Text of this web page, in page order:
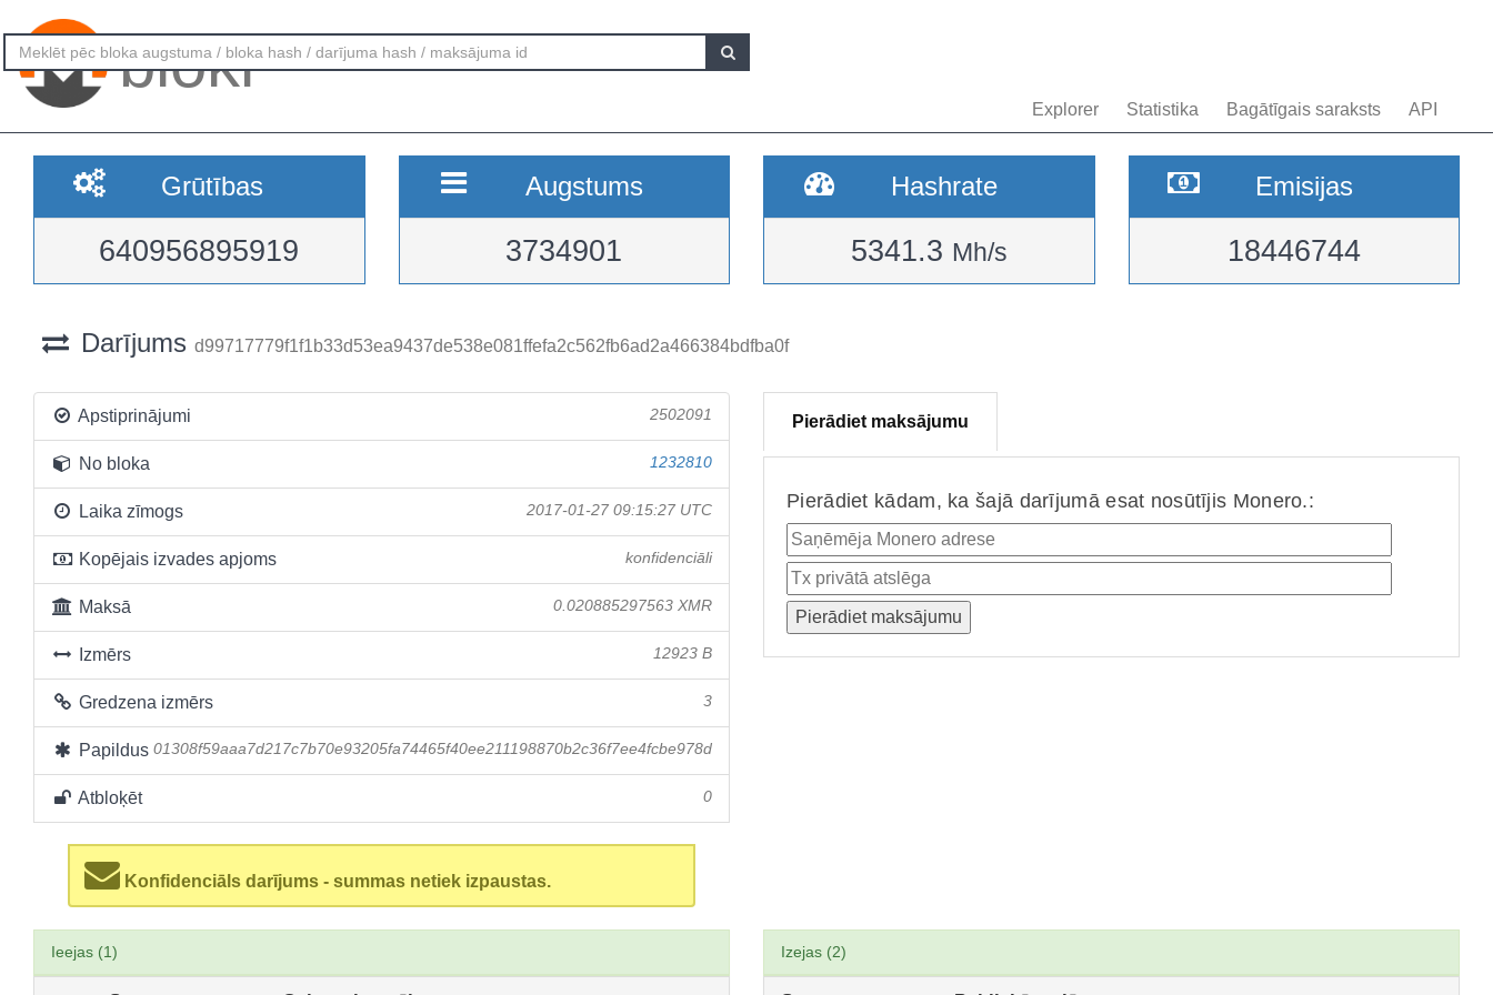
bloki
Explorer Statistika Bagātīgais saraksts API
Grūtības
640956895919
Augstums
3734901
Hashrate
5341.3 Mh/s
Emisijas
18446744
Darījums d99717779f1f1b33d53ea9437de538e081ffefa2c562fb6ad2a466384bdfba0f
Apstiprinājumi 2502091
No bloka 1232810
Laika zīmogs 2017-01-27 09:15:27 UTC
Kopējais izvades apjoms konfidenciāli
Maksā 0.020885297563 XMR
Izmērs 12923 B
Gredzena izmērs 3
Papildus 01308f59aaa7d217c7b70e93205fa74465f40ee211198870b2c36f7ee4fcbe978d
Atbloķēt 0
Konfidenciāls darījums - summas netiek izpaustas.
Pierādiet maksājumu
Pierādiet kādam, ka šajā darījumā esat nosūtījis Monero.:
Ieejas (1) Izejas (2)